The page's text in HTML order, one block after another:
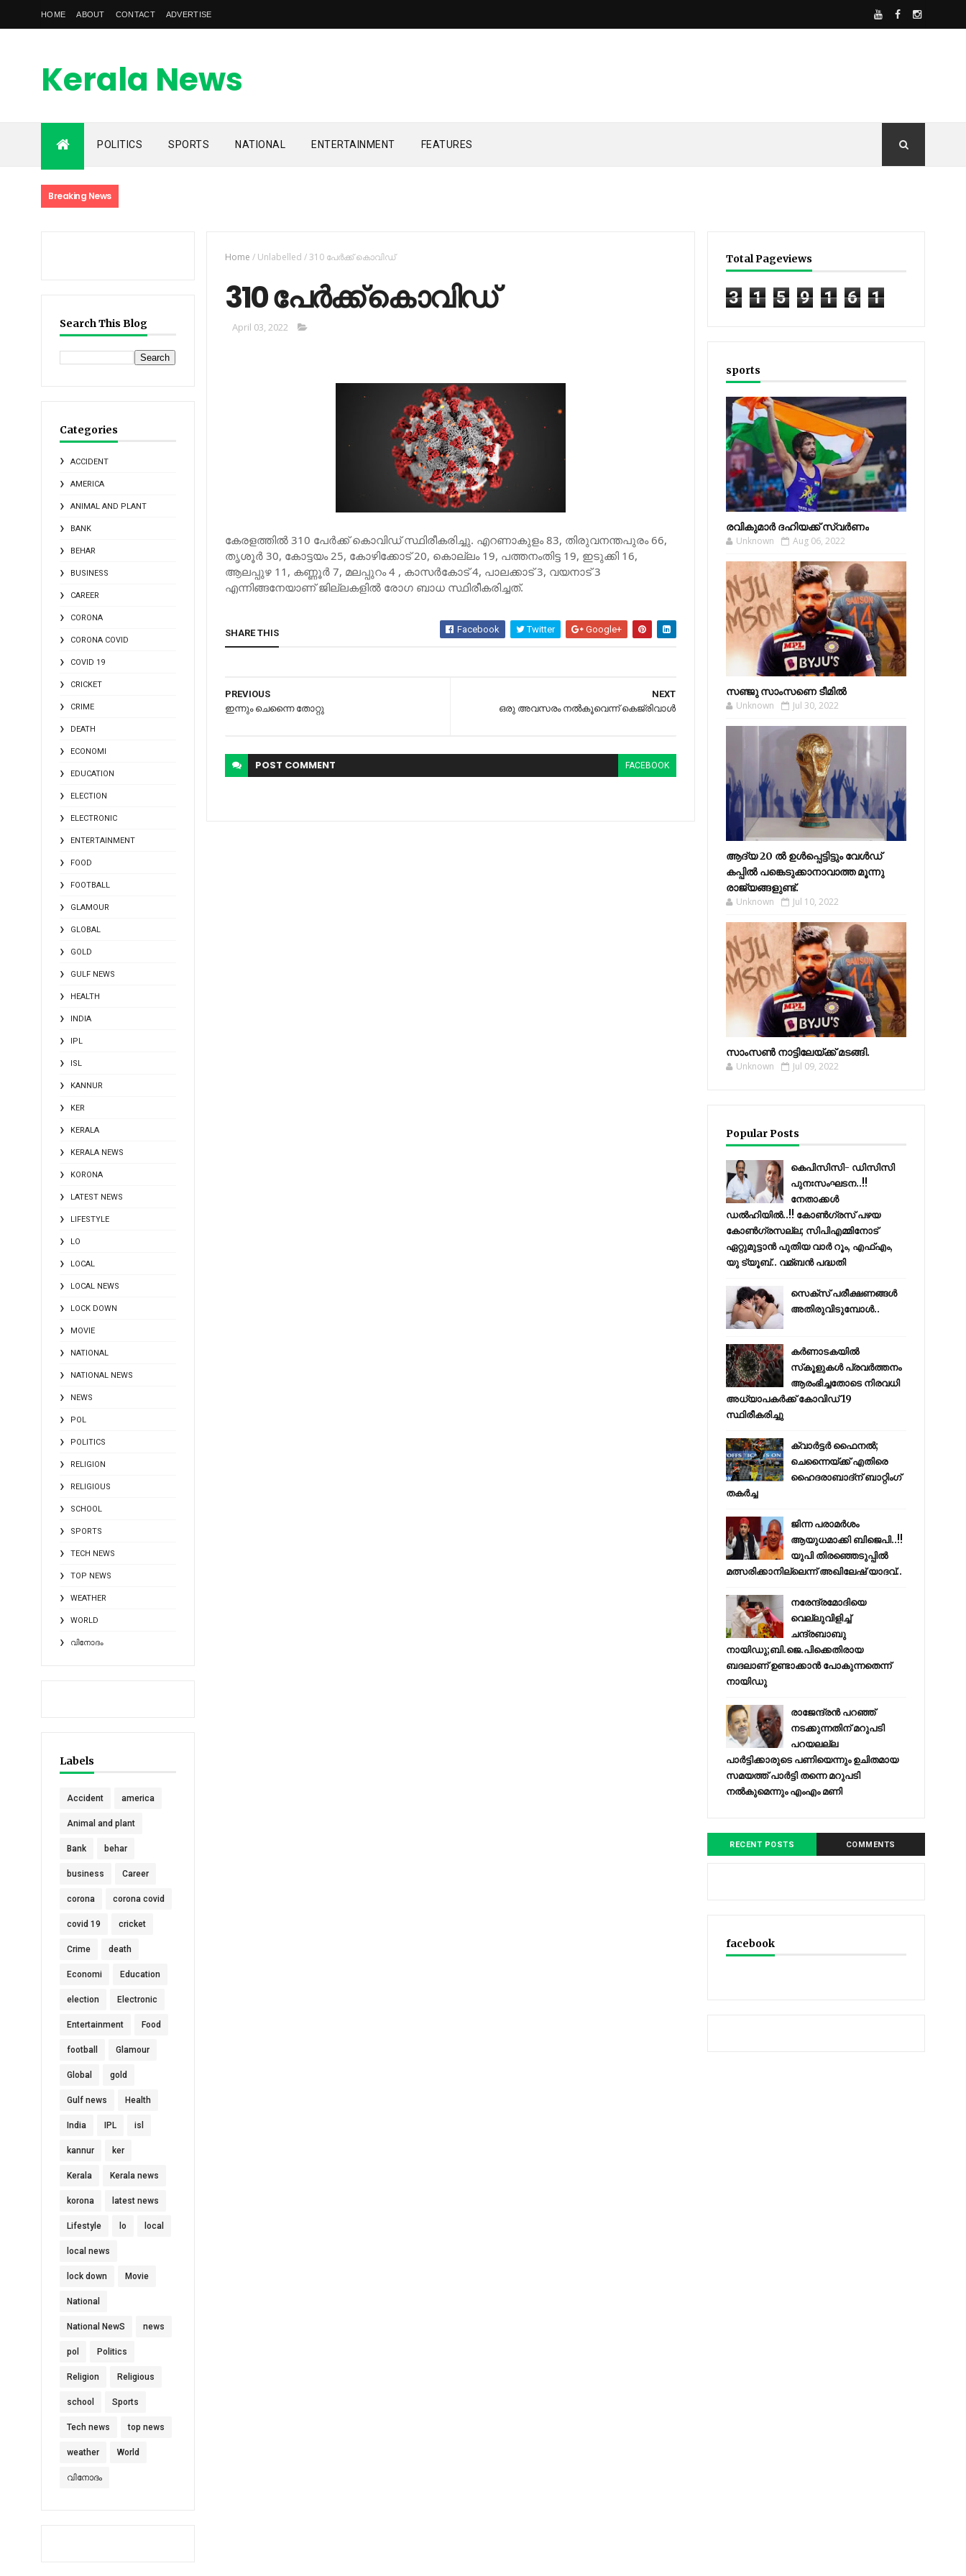
HOME ABOUT CONTACT ADVERTISE
Kerala News
Feed
kerala news feed is the one of the best malayalam online
POLITICS SPORTS NATIONAL ENTERTAINMENT FEATURES
Breaking News
Search This Blog
Categories
ACCIDENT
AMERICA
ANIMAL AND PLANT
BANK
BEHAR
BUSINESS
CAREER
CORONA
CORONA COVID
COVID 19
CRICKET
CRIME
DEATH
ECONOMI
EDUCATION
ELECTION
ELECTRONIC
ENTERTAINMENT
FOOD
FOOTBALL
GLAMOUR
GLOBAL
GOLD
GULF NEWS
HEALTH
INDIA
IPL
ISL
KANNUR
KER
KERALA
KERALA NEWS
KORONA
LATEST NEWS
LIFESTYLE
LO
LOCAL
LOCAL NEWS
LOCK DOWN
MOVIE
NATIONAL
NATIONAL NEWS
NEWS
POL
POLITICS
RELIGION
RELIGIOUS
SCHOOL
SPORTS
TECH NEWS
TOP NEWS
WEATHER
WORLD
വിനോദം
Labels
Accident america
Animal and plant
Bank behar
business Career
corona corona covid
covid 19 cricket
Crime death
Economi Education
election Electronic
Entertainment Food
football Glamour
Global gold
Gulf news Health
India IPL isl
kannur ker
Kerala Kerala news
korona latest news
Lifestyle lo local
local news
lock down Movie
National
National NewS news
pol Politics
Religion Religious
school Sports
Tech news top news
weather World
വിനോദം
Home / Unlabelled/310 പേര്‍ക്ക് കൊവിഡ്
310 പേര്‍ക്ക് കൊവിഡ്
April 03, 2022
കേരളത്തില്‍ 310 പേര്‍ക്ക് കൊവിഡ് സ്ഥിരീകരിച്ചു. എറണാകുളം 83, തിരുവനന്തപുരം 66,
തൃശൂര്‍ 30, കോട്ടയം 25, കോഴിക്കോട് 20, കൊല്ലം 19, പത്തനംതിട്ട 19, ഇടുക്കി 16,
ആലപ്പുഴ 11, കണ്ണൂര്‍ 7, മലപ്പുറം 4 , കാസര്‍കോട് 4, പാലക്കാട് 3, വയനാട് 3
എന്നിങ്ങനേയാണ് ജില്ലകളില്‍ രോഗ ബാധ സ്ഥിരീകരിച്ചത്.
SHARE THIS Facebook Twitter Google+
NEXT
ഒരു അവസരം നല്‍കൂവെന്ന് കെജ്‌രിവാൾ
PREVIOUS
ഇന്നും ചെന്നൈ തോറ്റു
POST COMMENT FACEBOOK
Total Pageviews
3 1 5 9 1 6 1
sports
രവികുമാര്‍ ദഹിയക്ക് സ്വര്‍ണം
Unknown Aug 06, 2022
സഞ്ജു സാംസണെ ടീമില്‍
Unknown Jul 30, 2022
ആദ്യ 20 ല്‍ ഉള്‍പ്പെട്ടിട്ടും വേള്‍ഡ്
കപ്പില്‍ പങ്കെടുക്കാനാവാത്ത മൂന്നു
രാജ്യങ്ങളുണ്ട്.
Unknown Jul 10, 2022
സാംസണ്‍ നാട്ടിലേയ്‌ക്ക് മടങ്ങി.
Unknown Jul 09, 2022
Popular Posts
കെപിസിസി- ഡിസിസി
പുനഃസംഘടന..!!
നേതാക്കൾ
ഡൽഹിയിൽ..!! കോണ്‍ഗ്രസ് പഴയ
കോണ്‍ഗ്രസല്ല; സിപിഎമ്മിനോട്
ഏറ്റുമുട്ടാന്‍ പുതിയ വാര്‍ റൂം, എഫ്‌എം,
യു ട്യൂബ്.. വമ്ബന്‍ പദ്ധതി
സെക്സ് പരീക്ഷണങ്ങൾ
അതിരുവിടുമ്പോൾ..
കര്‍ണാടകയില്‍
സ്‌കൂളുകള്‍ പ്രവര്‍ത്തനം
ആരംഭിച്ചതോടെ നിരവധി
അധ്യാപകര്‍ക്ക് കോവിഡ് 19
സ്ഥിരീകരിച്ചു
ക്വാർട്ടർ ഫൈനൽ;
ചെന്നൈയ്ക്ക് എതിരെ
ഹൈദരാബാദ്ന് ബാറ്റിംഗ്
തകർച്ച
ജിന്ന പരാമര്‍ശം
ആയുധമാക്കി ബിജെപി..!!
യുപി തിരഞ്ഞെടുപ്പില്‍
മത്സരിക്കാനില്ലെന്ന് അഖിലേഷ് യാദവ്..
നരേന്ദ്രമോദിയെ
വെല്ലുവിളിച്ച്
ചന്ദ്രബാബു
നായിഡു;ബി.ജെ.പിക്കെതിരായ
ബദലാണ് ഉണ്ടാക്കാന്‍ പോകുന്നതെന്ന്
നായിഡു
രാജേന്ദ്രന്‍ പറഞ്ഞ്
നടക്കുന്നതിന് മറുപടി
പറയലല്ല
പാര്‍ട്ടിക്കാരുടെ പണിയെന്നും ഉചിതമായ
സമയത്ത് പാര്‍ട്ടി തന്നെ മറുപടി
നല്‍കുമെന്നും എംഎം മണി
RECENT POSTS COMMENTS
facebook